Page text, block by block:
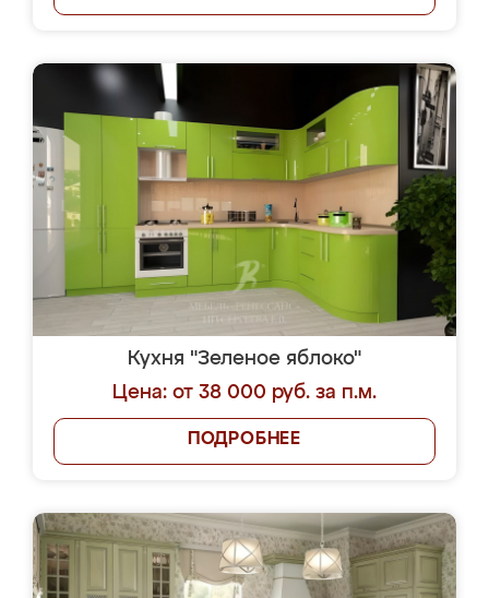
Кухня "Зеленое яблоко"
Цена: от 38 000 руб. за п.м.
ПОДРОБНЕЕ